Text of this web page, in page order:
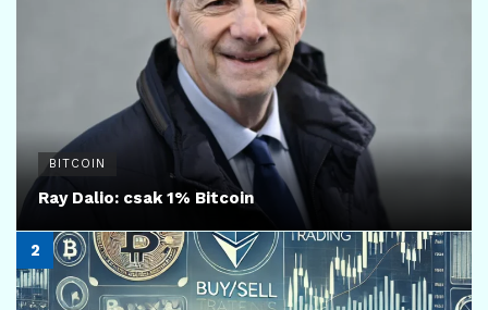
BITCOIN
Ray Dalio: csak 1% Bitcoin